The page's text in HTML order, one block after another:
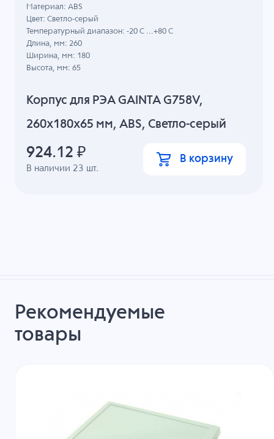
Корпус для РЭА GAINTA G758V,
260x180x65 мм, ABS, Светло-серый
В наличии 23 шт.
Материал: ABS
Цвет: Светло-серый
Температурный диапазон: -20 C ...+80 C
Длина, мм: 260
Ширина, мм: 180
Высота, мм: 65
924.12 ₽ В корзину
Рекомендуемые
товары